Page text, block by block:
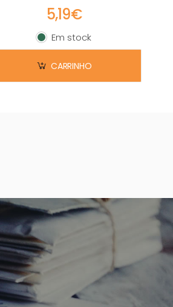
5,19€
Em stock
Em stock
CARRINHO